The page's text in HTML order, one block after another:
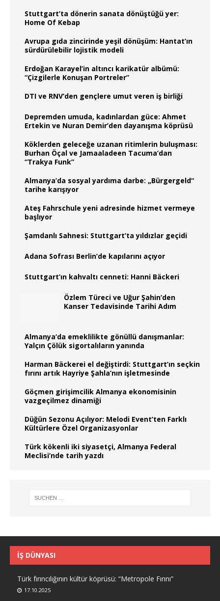
Stuttgart’ta dönerin sanata dönüştüğü yer:
Home Of Kebap
Avrupa gıda zincirinde yeşil dönüşüm: Hantat’ın
sürdürülebilir lojistik modeli
Erdoğan Karayel’in altıncı karikatür albümü:
“Çizgilerle Konuşan Portreler”
DTI ve RNV’den gençlere umut veren iş birliği
Depremden umuda, kadınlardan güce: Ahmet
Ertekin ve Nuran Demir’den dayanışma köprüsü
Köklerden geleceğe uzanan ritimlerin buluşması:
Burhan Öçal ve Jamaaladeen Tacuma’dan
“Trakya Funk”
Almanya’da sosyal yardıma darbe: „Bürgergeld“
tarihe karışıyor
Ateş Fahrschule yeni adresinde hizmet vermeye
başlıyor
Şamdanlı Sahnesi: Stuttgart’ta yıldızlar geçidi
Adana Sofrası Berlin’de kapılarını açıyor
Stuttgart’ın kahvaltı cenneti: Hanni Bäckeri
Özlem Türeci ve Uğur Şahin’den
Kanser Tedavisinde Tarihi Adım
Almanya‘da emeklilikte gönüllü danışmanlar:
Yalçın Çölük sigortalıların yanında
Harman Bäckerei el değiştirdi: Stuttgart’ın seçkin
fırını artık Hayriye Şahla’nın işletmesinde
Göçmen girişimcilik Almanya ekonomisinin
vazgeçilmez dinamiği
Düğün Sezonu Açılıyor: Melodi Event’ten Farklı
Kültürlere Özel Organizasyonlar
Türk kökenli iki siyasetçi, Almanya Federal
Meclisi’nde tarih yazdı
İŞ DÜNYASI
Türk fırıncılığının kültür köprüsü: “Metropole Fırını”
17.10.2025